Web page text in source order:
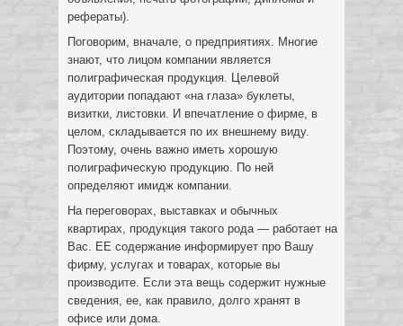
рефераты).
Поговорим, вначале, о предприятиях. Многие
знают, что лицом компании является
полиграфическая продукция. Целевой
аудитории попадают «на глаза» буклеты,
визитки, листовки. И впечатление о фирме, в
целом, складывается по их внешнему виду.
Поэтому, очень важно иметь хорошую
полиграфическую продукцию. По ней
определяют имидж компании.
На переговорах, выставках и обычных
квартирах, продукция такого рода — работает на
Вас. ЕЕ содержание информирует про Вашу
фирму, услугах и товарах, которые вы
производите. Если эта вещь содержит нужные
сведения, ее, как правило, долго хранят в
офисе или дома.